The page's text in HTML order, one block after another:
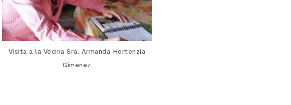
Visita a la Vecina Sra. Armanda Hortenzia
Gimenez